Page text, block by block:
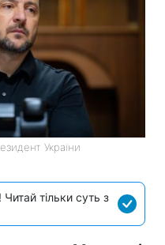
України
тільки суть з